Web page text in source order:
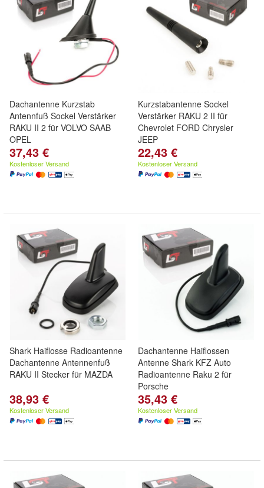
Dachantenne Kurzstab
Antennfuß Sockel Verstärker
RAKU II 2 für VOLVO SAAB
OPEL
37,43 €
Kostenloser Versand
Kurzstabantenne Sockel
Verstärker RAKU 2 II für
Chevrolet FORD Chrysler
JEEP
22,43 €
Kostenloser Versand
Shark Haiflosse Radioantenne
Dachantenne Antennenfuß
RAKU II Stecker für MAZDA
38,93 €
Kostenloser Versand
Dachantenne Haiflossen
Antenne Shark KFZ Auto
Radioantenne Raku 2 für
Porsche
35,43 €
Kostenloser Versand